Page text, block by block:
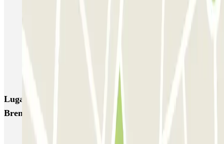
Autosilo San Marco
Lugares y eventos interesantes cerca de Carrefour
Brenta
Aparca cerca de la Catedral de Milán